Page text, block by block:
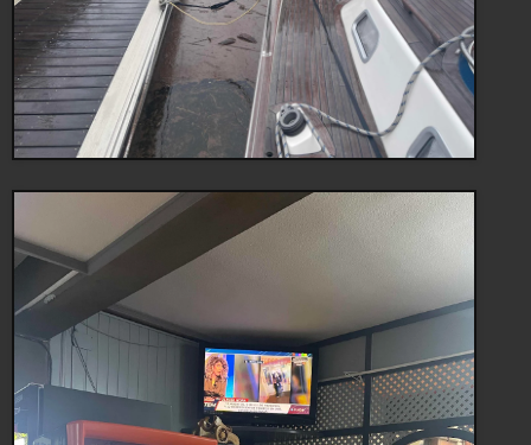
fokus finns idag på lokalt väder och underhåll av besättning
och Charlotte. Vi ligger tryggt bakom den upphissade
porten.
Allt väl ombord!